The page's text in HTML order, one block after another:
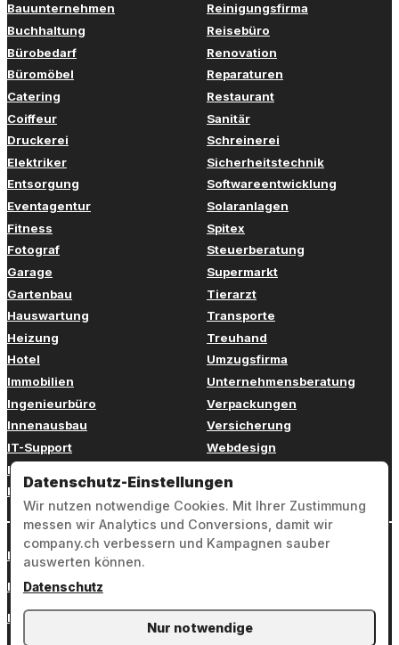
Bauunternehmen
Buchhaltung
Bürobedarf
Büromöbel
Catering
Coiffeur
Druckerei
Elektriker
Entsorgung
Eventagentur
Fitness
Fotograf
Garage
Gartenbau
Hauswartung
Heizung
Hotel
Immobilien
Ingenieurbüro
Innenausbau
IT-Support
Kinderbetreuung
Kosmetik
Reinigungsfirma
Reisebüro
Renovation
Reparaturen
Restaurant
Sanitär
Schreinerei
Sicherheitstechnik
Softwareentwicklung
Solaranlagen
Spitex
Steuerberatung
Supermarkt
Tierarzt
Transporte
Treuhand
Umzugsfirma
Unternehmensberatung
Verpackungen
Versicherung
Webdesign
Zahnarzt
Login
Impressum
Datenschutz
Datenschutz-Einstellungen
Wir nutzen notwendige Cookies. Mit Ihrer Zustimmung
messen wir Analytics und Conversions, damit wir
company.ch verbessern und Kampagnen sauber
auswerten können.
Datenschutz
Nur notwendige